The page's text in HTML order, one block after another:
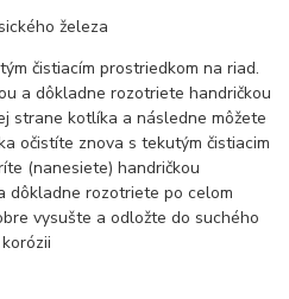
železa
čistiacím prostriedkom na riad.
a dôkladne rozotriete handričkou
strane kotlíka a následne môžete
očistíte znova s tekutým čistiacim
(nanesiete) handričkou
dôkladne rozotriete po celom
vysušte a odložte do suchého